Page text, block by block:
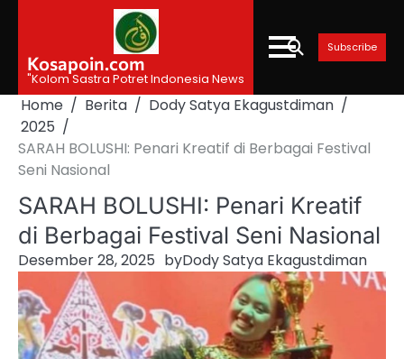
contentKosapoin.com
"Kolom Sastra Potret Indonesia News
Subscribe
Home Berita
Dody Satya Ekagustdiman
2025
SARAH BOLUSHI: Penari Kreatif di Berbagai Festival
Seni Nasional
SARAH BOLUSHI: Penari Kreatif
di Berbagai Festival Seni Nasional
Desember 28, 2025 byDody Satya Ekagustdiman